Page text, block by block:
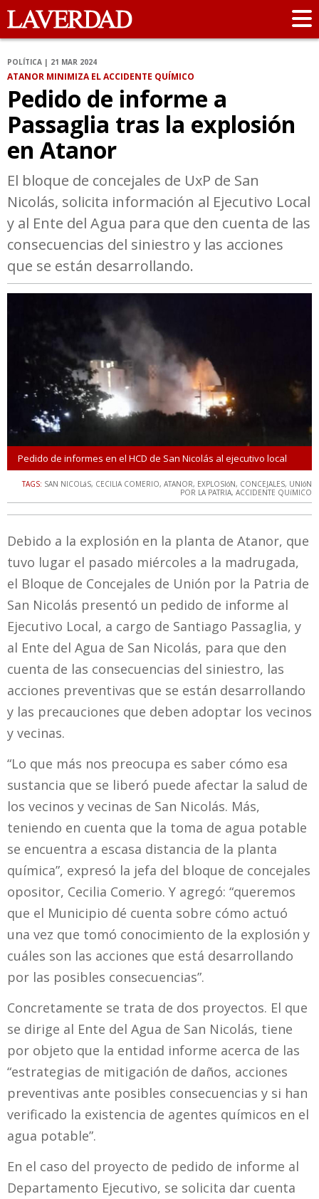
POLÍTICA | 21 MAR 2024
ATANOR MINIMIZA EL ACCIDENTE QUÍMICO
Pedido de informe a
Passaglia tras la explosión
en Atanor
El bloque de concejales de UxP de San
Nicolás, solicita información al Ejecutivo Local
y al Ente del Agua para que den cuenta de las
consecuencias del siniestro y las acciones
que se están desarrollando.
Pedido de informes en el HCD de San Nicolás al ejecutivo local
TAGS: SAN NICOLáS, CECILIA COMERIO, ATANOR, EXPLOSIóN, CONCEJALES, UNIóN
POR LA PATRIA, ACCIDENTE QUíMICO
Debido a la explosión en la planta de Atanor, que
tuvo lugar el pasado miércoles a la madrugada,
el Bloque de Concejales de Unión por la Patria de
San Nicolás presentó un pedido de informe al
Ejecutivo Local, a cargo de Santiago Passaglia, y
al Ente del Agua de San Nicolás, para que den
cuenta de las consecuencias del siniestro, las
acciones preventivas que se están desarrollando
y las precauciones que deben adoptar los vecinos
y vecinas.
“Lo que más nos preocupa es saber cómo esa
sustancia que se liberó puede afectar la salud de
los vecinos y vecinas de San Nicolás. Más,
teniendo en cuenta que la toma de agua potable
se encuentra a escasa distancia de la planta
química”, expresó la jefa del bloque de concejales
opositor, Cecilia Comerio. Y agregó: “queremos
que el Municipio dé cuenta sobre cómo actuó
una vez que tomó conocimiento de la explosión y
cuáles son las acciones que está desarrollando
por las posibles consecuencias”.
Concretamente se trata de dos proyectos. El que
se dirige al Ente del Agua de San Nicolás, tiene
por objeto que la entidad informe acerca de las
“estrategias de mitigación de daños, acciones
preventivas ante posibles consecuencias y si han
verificado la existencia de agentes químicos en el
agua potable”.
En el caso del proyecto de pedido de informe al
Departamento Ejecutivo, se solicita dar cuenta